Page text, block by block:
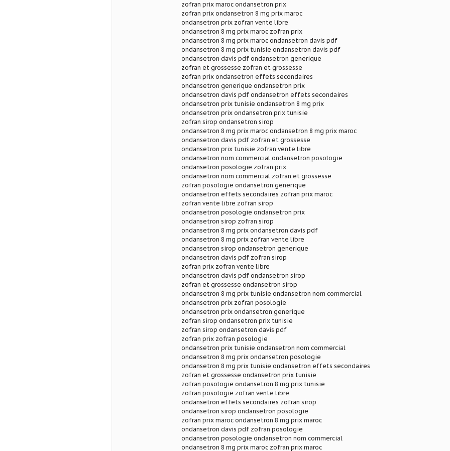
zofran prix maroc ondansetron prix
zofran prix ondansetron 8 mg prix maroc
ondansetron prix zofran vente libre
ondansetron 8 mg prix maroc zofran prix
ondansetron 8 mg prix maroc ondansetron davis pdf
ondansetron 8 mg prix tunisie ondansetron davis pdf
ondansetron davis pdf ondansetron generique
zofran et grossesse zofran et grossesse
zofran prix ondansetron effets secondaires
ondansetron generique ondansetron prix
ondansetron davis pdf ondansetron effets secondaires
ondansetron prix tunisie ondansetron 8 mg prix
ondansetron prix ondansetron prix tunisie
zofran sirop ondansetron sirop
ondansetron 8 mg prix maroc ondansetron 8 mg prix maroc
ondansetron davis pdf zofran et grossesse
ondansetron prix tunisie zofran vente libre
ondansetron nom commercial ondansetron posologie
ondansetron posologie zofran prix
ondansetron nom commercial zofran et grossesse
zofran posologie ondansetron generique
ondansetron effets secondaires zofran prix maroc
zofran vente libre zofran sirop
ondansetron posologie ondansetron prix
ondansetron sirop zofran sirop
ondansetron 8 mg prix ondansetron davis pdf
ondansetron 8 mg prix zofran vente libre
ondansetron sirop ondansetron generique
ondansetron davis pdf zofran sirop
zofran prix zofran vente libre
ondansetron davis pdf ondansetron sirop
zofran et grossesse ondansetron sirop
ondansetron 8 mg prix tunisie ondansetron nom commercial
ondansetron prix zofran posologie
ondansetron prix ondansetron generique
zofran sirop ondansetron prix tunisie
zofran sirop ondansetron davis pdf
zofran prix zofran posologie
ondansetron prix tunisie ondansetron nom commercial
ondansetron 8 mg prix ondansetron posologie
ondansetron 8 mg prix tunisie ondansetron effets secondaires
zofran et grossesse ondansetron prix tunisie
zofran posologie ondansetron 8 mg prix tunisie
zofran posologie zofran vente libre
ondansetron effets secondaires zofran sirop
ondansetron sirop ondansetron posologie
zofran prix maroc ondansetron 8 mg prix maroc
ondansetron davis pdf zofran posologie
ondansetron posologie ondansetron nom commercial
ondansetron 8 mg prix maroc zofran prix maroc